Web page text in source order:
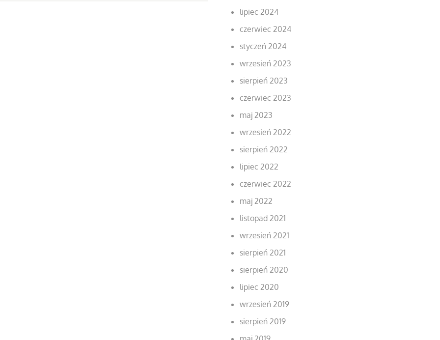
lipiec 2024
czerwiec 2024
styczeń 2024
wrzesień 2023
sierpień 2023
czerwiec 2023
maj 2023
wrzesień 2022
sierpień 2022
lipiec 2022
czerwiec 2022
maj 2022
listopad 2021
wrzesień 2021
sierpień 2021
sierpień 2020
lipiec 2020
wrzesień 2019
sierpień 2019